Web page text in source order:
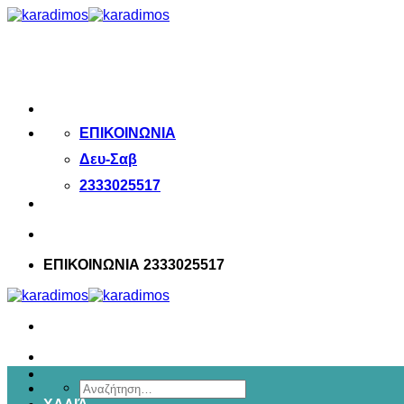
Μετάβαση
ΕΠΙΚΟΙΝΩΝΙΑ
Δευ-Σαβ
2333025517
ΕΠΙΚΟΙΝΩΝΙΑ 2333025517
Αναζήτηση